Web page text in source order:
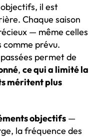
il est
Chaque saison
— même celles
comme prévu.
permet de
, ce qui a limité la
méritent plus
objectifs —
la fréquence des